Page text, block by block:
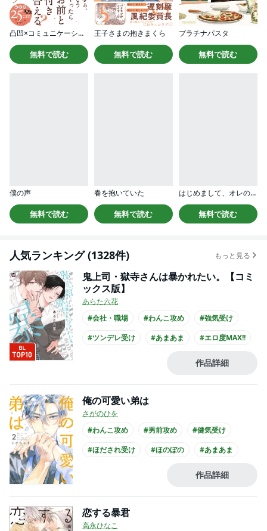
凸凹×コミュニケーション
無料で読む
王子さまの抱きまくら
無料で読む
プラチナパスタ
無料で読む
僕の声
無料で読む
春を抱いていた
無料で読む
はじめまして、オレの親友
無料で読む
人気ランキング (1328件) もっと見る
鬼上司・獄寺さんは暴かれたい。【コミ
ックス版】
あらた六花
#会社・職場
#わんこ攻め
#強気受け
#ツンデレ受け
#あまあま
#エロ度MAX!!
#ノンケ攻め
作品詳細
俺の可愛い弟は
さがのひを
#わんこ攻め
#男前攻め
#健気受け
#ほだされ受け
#ほのぼの
#あまあま
#大学生攻め
作品詳細
恋する暴君
高永ひなこ